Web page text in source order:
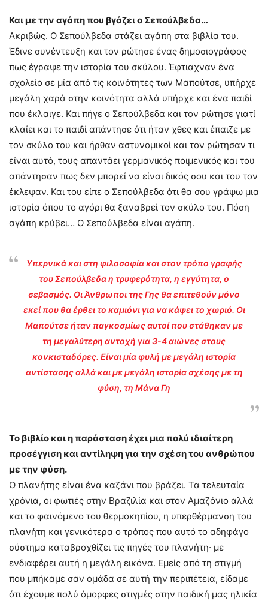
Και με την αγάπη που βγάζει ο Σεπούλβεδα…
Ακριβώς. Ο Σεπούλβεδα στάζει αγάπη στα βιβλία του.
Έδινε συνέντευξη και τον ρώτησε ένας δημοσιογράφος
πως έγραψε την ιστορία του σκύλου. Έφτιαχναν ένα
σχολείο σε μία από τις κοινότητες των Μαπούτσε, υπήρχε
μεγάλη χαρά στην κοινότητα αλλά υπήρχε και ένα παιδί
που έκλαιγε. Και πήγε ο Σεπούλβεδα και τον ρώτησε γιατί
κλαίει και το παιδί απάντησε ότι ήταν χθες και έπαιζε με
τον σκύλο του και ήρθαν αστυνομικοί και τον ρώτησαν τι
είναι αυτό, τους απαντάει γερμανικός ποιμενικός και του
απάντησαν πως δεν μπορεί να είναι δικός σου και του τον
έκλεψαν. Και του είπε ο Σεπούλβεδα ότι θα σου γράψω μια
ιστορία όπου το αγόρι θα ξαναβρεί τον σκύλο του. Πόση
αγάπη κρύβει… Ο Σεπούλβεδα είναι αγάπη.
Υπερνικά και στη φιλοσοφία και στον τρόπο γραφής
του Σεπούλβεδα η τρυφερότητα, η εγγύτητα, ο
σεβασμός. Οι Άνθρωποι της Γης θα επιτεθούν μόνο
εκεί που θα έρθει το καμιόνι για να κάψει το χωριό. Οι
Μαπούτσε ήταν παγκοσμίως αυτοί που στάθηκαν με
τη μεγαλύτερη αντοχή για 3-4 αιώνες στους
κονκισταδόρες. Είναι μία φυλή με μεγάλη ιστορία
αντίστασης αλλά και με μεγάλη ιστορία σχέσης με τη
φύση, τη Μάνα Γη
Το βιβλίο και η παράσταση έχει μια πολύ ιδιαίτερη
προσέγγιση και αντίληψη για την σχέση του ανθρώπου
με την φύση.
Ο πλανήτης είναι ένα καζάνι που βράζει. Τα τελευταία
χρόνια, οι φωτιές στην Βραζιλία και στον Αμαζόνιο αλλά
και το φαινόμενο του θερμοκηπίου, η υπερθέρμανση του
πλανήτη και γενικότερα ο τρόπος που αυτό το αδηφάγο
σύστημα καταβροχθίζει τις πηγές του πλανήτη∙ με
ενδιαφέρει αυτή η μεγάλη εικόνα. Εμείς από τη στιγμή
που μπήκαμε σαν ομάδα σε αυτή την περιπέτεια, είδαμε
ότι έχουμε πολύ όμορφες στιγμές στην παιδική μας ηλικία